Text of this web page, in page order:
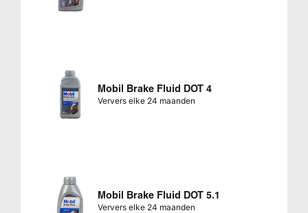
Mobil Brake Fluid DOT 4
Ververs elke 24 maanden
Mobil Brake Fluid DOT 5.1
Ververs elke 24 maanden